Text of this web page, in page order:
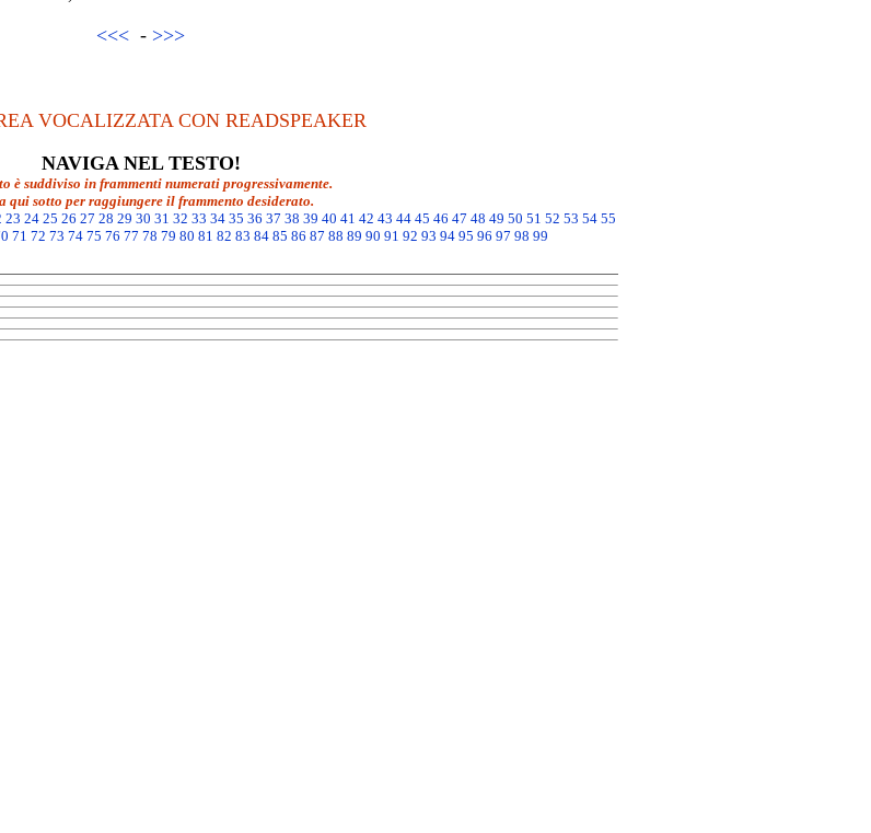
<<< - >>>
VOCALIZZATA CON READSPEAKER
NAVIGA NEL TESTO!
è suddiviso in frammenti numerati progressivamente.
qui sotto per raggiungere il frammento desiderato.
23 24 25 26 27 28 29 30 31 32 33 34 35 36 37 38 39 40 41 42 43 44 45 46 47 48 49 50 51 52 53 54 55
71 72 73 74 75 76 77 78 79 80 81 82 83 84 85 86 87 88 89 90 91 92 93 94 95 96 97 98 99